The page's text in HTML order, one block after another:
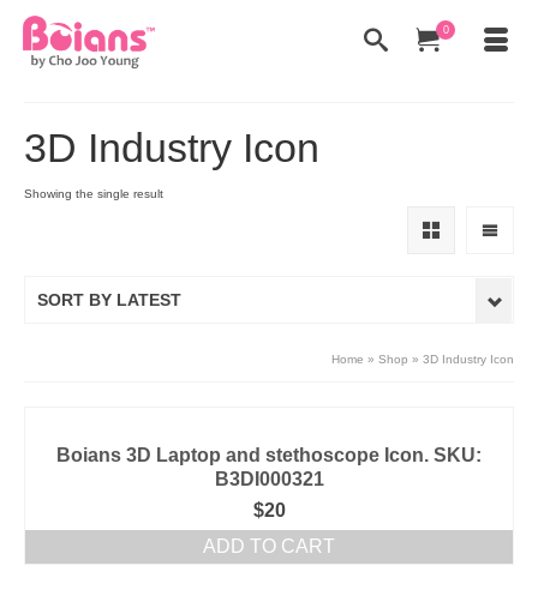
0
3D Industry Icon
Showing the single result
SORT BY LATEST
Home » Shop » 3D Industry Icon
Boians 3D Laptop and stethoscope Icon. SKU:
B3DI000321
$20
ADD TO CART